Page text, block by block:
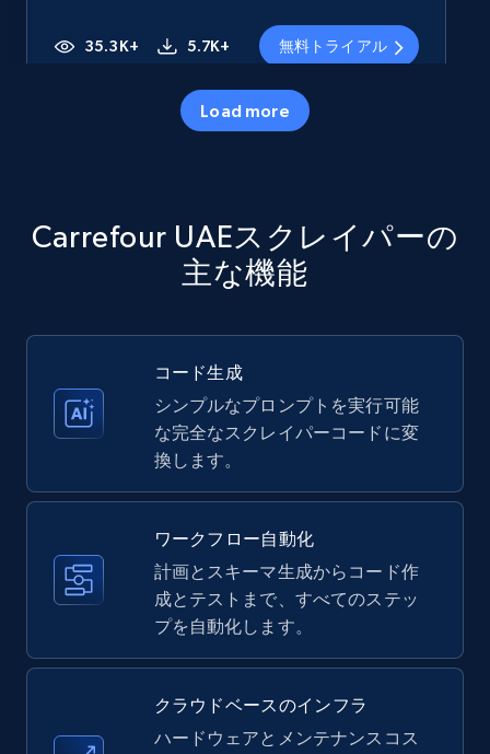
35.3K+ 5.7K+ 無料トライアル
price, Currency, Availability, Reviews count, and
Amazon products - Collects products by
specific keywords
Title, Seller name, Brand, Description, Initial
35.3K+ 5.7K+ 無料トライアル
Amazon products - find products by using
upc numbers
Load more
Carrefour UAEスクレイパーの
主な機能
コード生成
シンプルなプロンプトを実行可能
な完全なスクレイパーコードに変
換します。
ワークフロー自動化
計画とスキーマ生成からコード作
成とテストまで、すべてのステッ
プを自動化します。
クラウドベースのインフラ
ハードウェアとメンテナンスコス